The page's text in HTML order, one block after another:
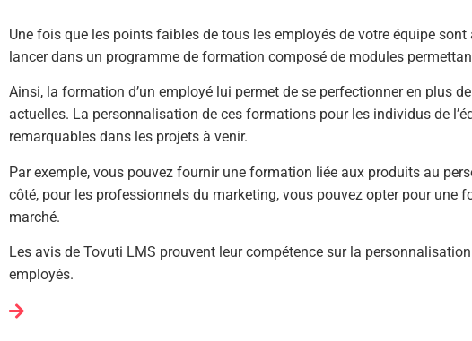
Une fois que les points faibles de tous les employés de votre équipe
lancer dans un programme de formation composé de modules
Ainsi, la formation d’un employé lui permet de se perfectionner en plus
actuelles. La personnalisation de ces formations pour les individus de
remarquables dans les projets à venir.
Par exemple, vous pouvez fournir une formation liée aux produits au
côté, pour les professionnels du marketing, vous pouvez opter pour une
marché.
Les avis de Tovuti LMS prouvent leur compétence sur la
employés.